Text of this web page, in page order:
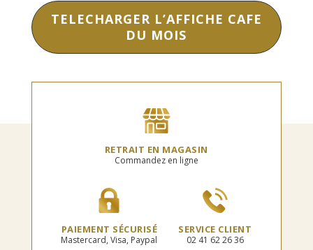
TELECHARGER L’AFFICHE CAFE
DU MOIS
RETRAIT EN MAGASIN
Commandez en ligne
PAIEMENT SÉCURISÉ
Mastercard, Visa, Paypal
SERVICE CLIENT
02 41 62 26 36